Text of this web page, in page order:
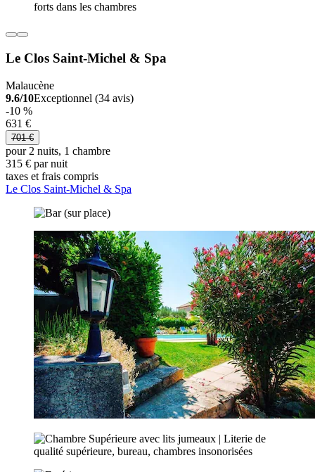
Le Clos Saint-Michel & Spa
Malaucène
9.6/10Exceptionnel (34 avis)
-10 %
631 €
701 €
pour 2 nuits, 1 chambre
315 € par nuit
taxes et frais compris
Le Clos Saint-Michel & Spa